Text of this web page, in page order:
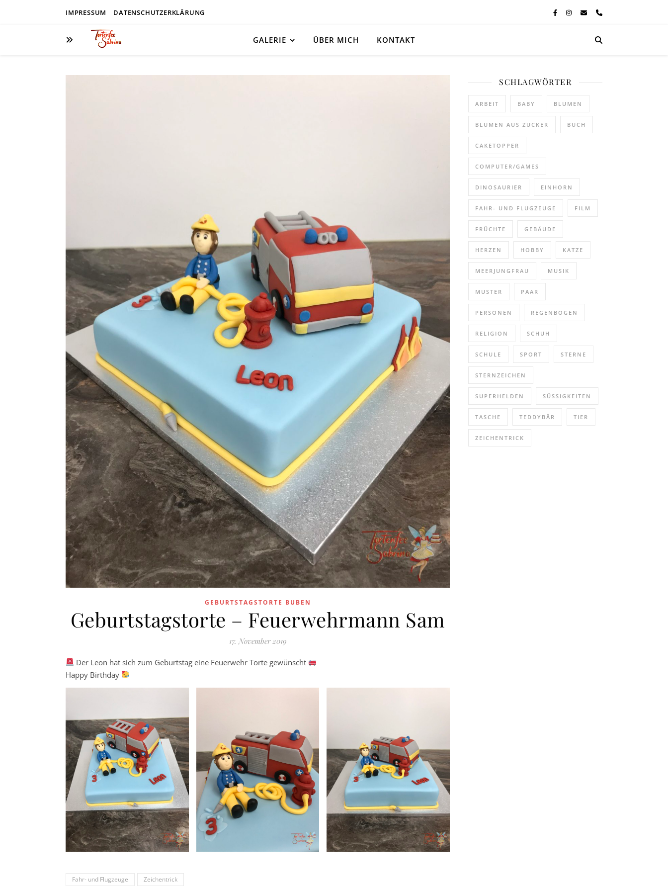
IMPRESSUM DATENSCHUTZERKLÄRUNG
GALERIE ÜBER MICH KONTAKT
GEBURTSTAGSTORTE BUBEN
Geburtstagstorte – Feuerwehrmann Sam
17. November 2019
Der Leon hat sich zum Geburtstag eine Feuerwehr Torte gewünscht
Happy Birthday
Fahr- und Flugzeuge Zeichentrick
SCHLAGWÖRTER
ARBEIT BABY BLUMEN
BLUMEN AUS ZUCKER BUCH
CAKETOPPER
COMPUTER/GAMES
DINOSAURIER EINHORN
FAHR- UND FLUGZEUGE FILM
FRÜCHTE GEBÄUDE
HERZEN HOBBY KATZE
MEERJUNGFRAU MUSIK
MUSTER PAAR
PERSONEN REGENBOGEN
RELIGION SCHUH
SCHULE SPORT STERNE
STERNZEICHEN
SUPERHELDEN SÜSSIGKEITEN
TASCHE TEDDYBÄR TIER
ZEICHENTRICK